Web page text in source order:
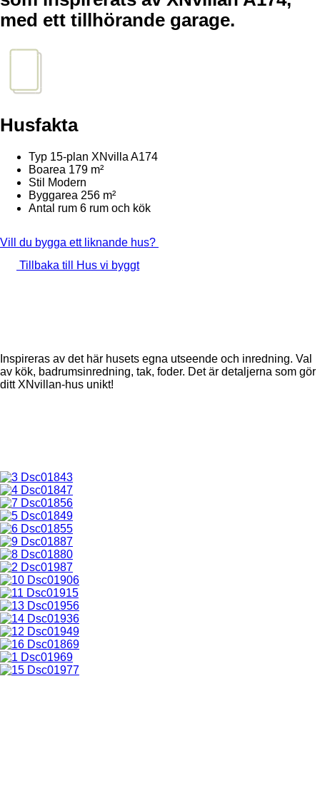
med ett tillhörande garage.
Husfakta
Typ 15-plan XNvilla A174
Boarea 179 m²
Stil
Modern
Byggarea 256 m²
Antal rum 6 rum och kök
Vill du bygga ett liknande hus?
Tillbaka till Hus vi byggt
Inspireras av det här husets egna utseende och inredning. Val
av kök, badrumsinredning, tak, foder. Det är detaljerna som gör
ditt XNvillan-hus unikt!